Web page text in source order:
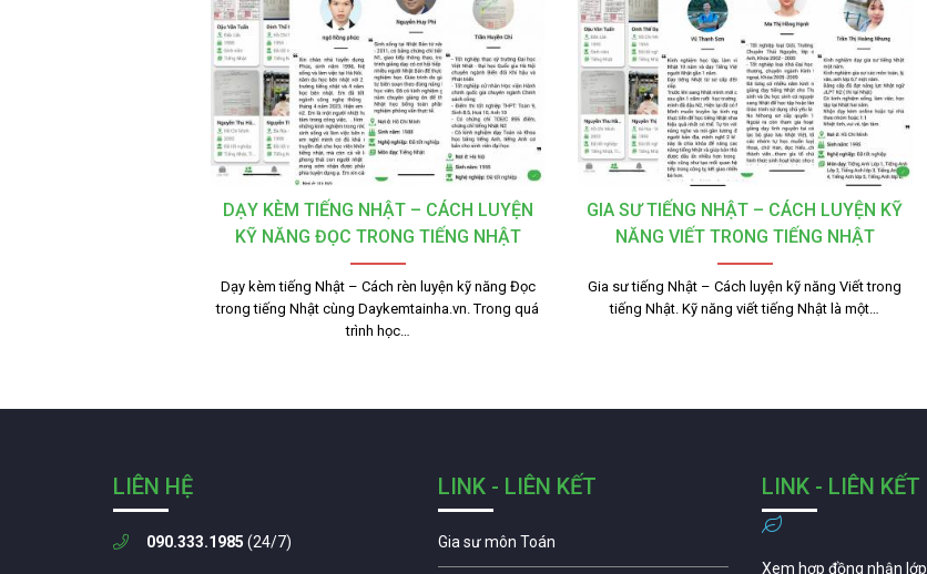
DẠY KÈM TIẾNG NHẬT – CÁCH LUYỆN
KỸ NĂNG ĐỌC TRONG TIẾNG NHẬT
Dạy kèm tiếng Nhật – Cách rèn luyện kỹ năng Đọc
trong tiếng Nhật cùng Daykemtainha.vn. Trong quá
trình học…
GIA SƯ TIẾNG NHẬT – CÁCH LUYỆN KỸ
NĂNG VIẾT TRONG TIẾNG NHẬT
Gia sư tiếng Nhật – Cách luyện kỹ năng Viết trong
tiếng Nhật. Kỹ năng viết tiếng Nhật là một…
LIÊN HỆ
090.333.1985 (24/7)
LINK - LIÊN KẾT
Gia sư môn Toán
LINK - LIÊN KẾT
Xem hợp đồng nhận lớp